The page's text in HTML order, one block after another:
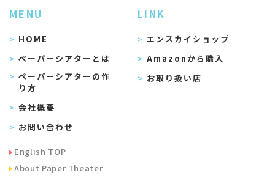
MENU
HOME
ペーパーシアターとは
ペーパーシアターの作
り方
会社概要
お問い合わせ
English TOP
About Paper Theater
LINK
エンスカイショップ
Amazonから購入
お取り扱い店